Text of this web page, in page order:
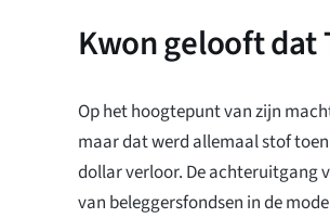
Kwon gelooft dat
Op het hoogtepunt van zijn
maar dat werd allemaal stof
dollar verloor. De achteruitgang
van beleggersfondsen in de